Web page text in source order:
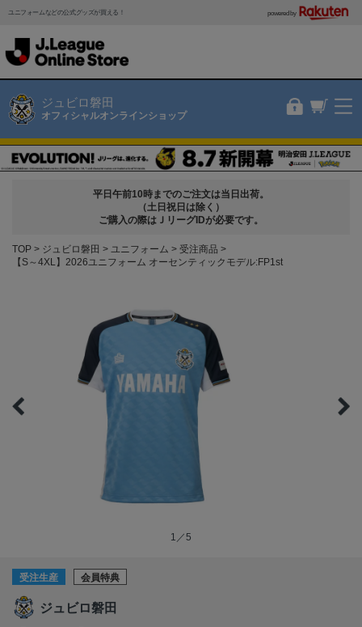
ユニフォームなどの公式グッズが買える！ powered by
ジュビロ磐田
オフィシャルオンラインショップ
平日午前10時までのご注文は当日出荷。
（土日祝日は除く）
ご購入の際はＪリーグIDが必要です。
TOP ジュビロ磐田 ユニフォーム
受注商品
【S～4XL】2026ユニフォーム オーセンティックモデル:FP1st
1／5
受注生産 会員特典
ジュビロ磐田